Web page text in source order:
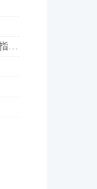
2026年淄博市工商业联合会部门政府购买服务指导性目录